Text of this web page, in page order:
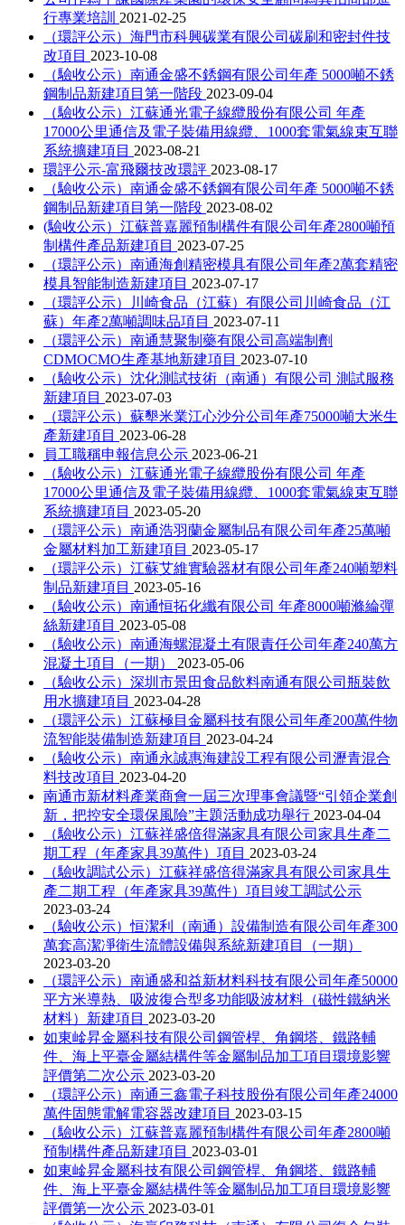
行專業培訓 2021-02-25
（環評公示）海門市科興碳業有限公司碳刷和密封件技
改項目 2023-10-08
（驗收公示）南通金盛不銹鋼有限公司年產 5000噸不銹
鋼制品新建項目第一階段 2023-09-04
（驗收公示）江蘇通光電子線纜股份有限公司 年產
17000公里通信及電子裝備用線纜、1000套電氣線束互聯
系統擴建項目 2023-08-21
環評公示-富飛爾技改環評 2023-08-17
（驗收公示）南通金盛不銹鋼有限公司年產 5000噸不銹
鋼制品新建項目第一階段 2023-08-02
(驗收公示）江蘇普嘉麗預制構件有限公司年產2800噸預
制構件產品新建項目 2023-07-25
（環評公示）南通海創精密模具有限公司年產2萬套精密
模具智能制造新建項目 2023-07-17
（環評公示）川崎食品（江蘇）有限公司川崎食品（江
蘇）年產2萬噸調味品項目 2023-07-11
（環評公示）南通慧聚制藥有限公司高端制劑
CDMOCMO生產基地新建項目 2023-07-10
（驗收公示）沈化測試技術（南通）有限公司 測試服務
新建項目 2023-07-03
（環評公示）蘇墾米業江心沙分公司年產75000噸大米生
產新建項目 2023-06-28
員工職稱申報信息公示 2023-06-21
（驗收公示）江蘇通光電子線纜股份有限公司 年產
17000公里通信及電子裝備用線纜、1000套電氣線束互聯
系統擴建項目 2023-05-20
（環評公示）南通浩羽蘭金屬制品有限公司年產25萬噸
金屬材料加工新建項目 2023-05-17
（環評公示）江蘇艾維實驗器材有限公司年產240噸塑料
制品新建項目 2023-05-16
（驗收公示）南通恒拓化纖有限公司 年產8000噸滌綸彈
絲新建項目 2023-05-08
（驗收公示）南通海螺混凝土有限責任公司年產240萬方
混凝土項目（一期） 2023-05-06
（驗收公示）深圳市景田食品飲料南通有限公司瓶裝飲
用水擴建項目 2023-04-28
（環評公示）江蘇極目金屬科技有限公司年產200萬件物
流智能裝備制造新建項目 2023-04-24
（驗收公示）南通永誠惠海建設工程有限公司瀝青混合
料技改項目 2023-04-20
南通市新材料產業商會一屆三次理事會議暨“引領企業創
新，把控安全環保風險”主題活動成功舉行 2023-04-04
（驗收公示）江蘇祥盛倍得滿家具有限公司家具生產二
期工程（年產家具39萬件）項目 2023-03-24
（驗收調試公示）江蘇祥盛倍得滿家具有限公司家具生
產二期工程（年產家具39萬件）項目竣工調試公示
2023-03-24
（驗收公示）恒潔利（南通）設備制造有限公司年產300
萬套高潔凈衛生流體設備與系統新建項目（一期）
2023-03-20
（環評公示）南通盛和益新材料科技有限公司年產50000
平方米導熱、吸波復合型多功能吸波材料（磁性鐵納米
材料）新建項目 2023-03-20
如東崯昇金屬科技有限公司鋼管桿、角鋼塔、鐵路輔
件、海上平臺金屬結構件等金屬制品加工項目環境影響
評價第二次公示 2023-03-20
（環評公示）南通三鑫電子科技股份有限公司年產24000
萬件固態電解電容器改建項目 2023-03-15
（驗收公示）江蘇普嘉麗預制構件有限公司年產2800噸
預制構件產品新建項目 2023-03-01
如東崯昇金屬科技有限公司鋼管桿、角鋼塔、鐵路輔
件、海上平臺金屬結構件等金屬制品加工項目環境影響
評價第一次公示 2023-03-01